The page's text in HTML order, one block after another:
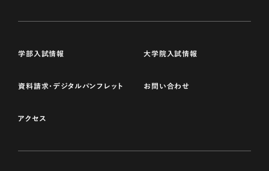
学部入試情報 大学院入試情報
資料請求・デジタルパンフレット お問い合わせ
アクセス